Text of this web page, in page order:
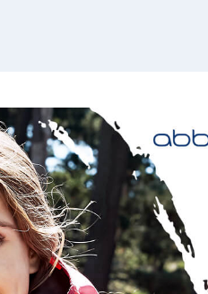
2026